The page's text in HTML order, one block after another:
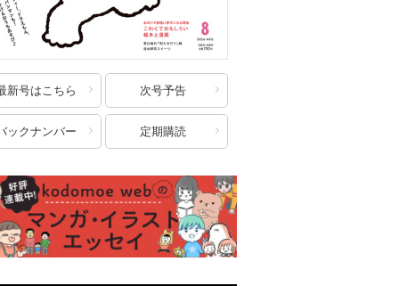
新号はこちら 次号予告
ックナンバー 定期購読